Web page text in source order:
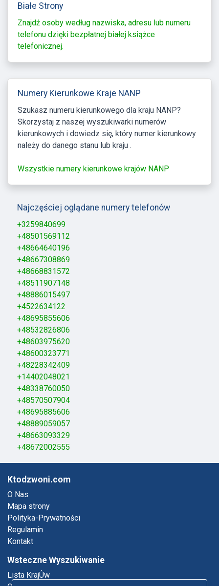
Białe Strony
Znajdź osoby według nazwiska, adresu lub numeru
telefonu dzięki bezpłatnej białej książce
telefonicznej.
Numery Kierunkowe Kraje NANP
Szukasz numeru kierunkowego dla kraju NANP?
Skorzystaj z naszej wyszukiwarki numerów
kierunkowych i dowiedz się, który numer kierunkowy
należy do danego stanu lub kraju .
Wszystkie numery kierunkowe krajów NANP
Najczęściej oglądane numery telefonów
+3259840699
+48501569112
+48664640196
+48667308869
+48668831572
+48511907148
+48886015497
+4522634122
+48695855606
+48532826806
+48603975620
+48600323771
+48228342409
+14402048021
+48338760050
+48570507904
+48695885606
+48889059057
+48663093329
+48672002555
Ktodzwoni.com
O Nas
Mapa strony
Polityka-Prywatności
Regulamin
Kontakt
Wsteczne Wyszukiwanie
Lista KrajÛw